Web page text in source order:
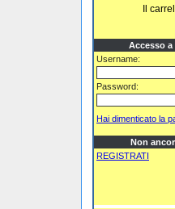
Il
Accesso
Username:
Password:
Hai dimenticato la
Non
REGISTRATI